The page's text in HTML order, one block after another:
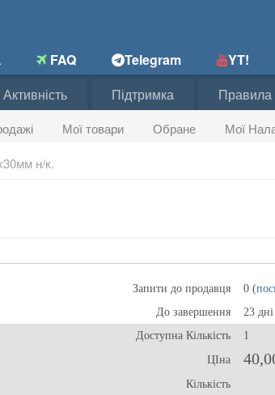
FAQ Telegram YT!
Мої товари Обране Мої
Активність Підтримка Правила
н/к.
Запити до продавця 0 (
До завершення
23
Доступна Кількість
1
ЦІна
Кількість